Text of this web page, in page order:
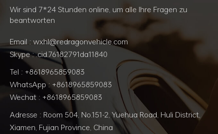
wiederverwertet
werden und das
Fahrgestell ist mit
einer elektronisch
geregelten
Luftfederung
ausgestattet, was den
Vorteil hat, Stöße und
Geräusche im Betrieb
zu reduzieren!
Wir sind 7*24 Stunden online, um alle Ihre Fragen zu
beantworten
Email : wxhl@redragonvehicle.com
Skype : .cid.76182791da11840
Tel : +8618965859083
WhatsApp : +8618965859083
Wechat : +8618965859083
Adresse : Room 504, No.151-2, Yuehua Road, Huli District,
Xiamen, Fujian Province, China